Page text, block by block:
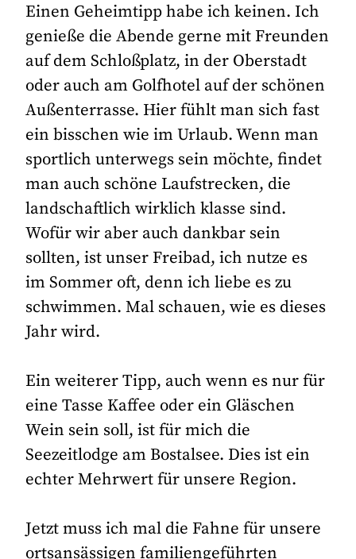
Einen Geheimtipp habe ich keinen. Ich
genieße die Abende gerne mit Freunden
auf dem Schloßplatz, in der Oberstadt
oder auch am Golfhotel auf der schönen
Außenterrasse. Hier fühlt man sich fast
ein bisschen wie im Urlaub. Wenn man
sportlich unterwegs sein möchte, findet
man auch schöne Laufstrecken, die
landschaftlich wirklich klasse sind.
Wofür wir aber auch dankbar sein
sollten, ist unser Freibad, ich nutze es
im Sommer oft, denn ich liebe es zu
schwimmen. Mal schauen, wie es dieses
Jahr wird.
Ein weiterer Tipp, auch wenn es nur für
eine Tasse Kaffee oder ein Gläschen
Wein sein soll, ist für mich die
Seezeitlodge am Bostalsee. Dies ist ein
echter Mehrwert für unsere Region.
Jetzt muss ich mal die Fahne für unsere
ortsansässigen familiengeführten